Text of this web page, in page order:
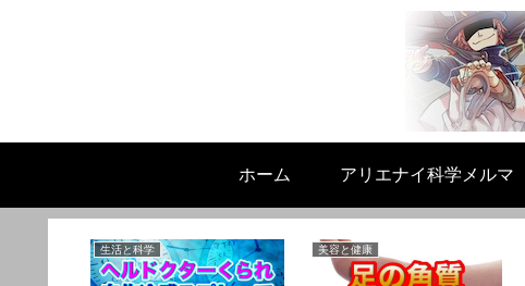
ホーム アリエナイ科学メルマ
生活と科学 美容と健康